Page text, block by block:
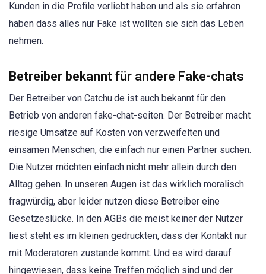
Kunden in die Profile verliebt haben und als sie erfahren
haben dass alles nur Fake ist wollten sie sich das Leben
nehmen.
Betreiber bekannt für andere Fake-chats
Der Betreiber von Catchu.de ist auch bekannt für den
Betrieb von anderen fake-chat-seiten. Der Betreiber macht
riesige Umsätze auf Kosten von verzweifelten und
einsamen Menschen, die einfach nur einen Partner suchen.
Die Nutzer möchten einfach nicht mehr allein durch den
Alltag gehen. In unseren Augen ist das wirklich moralisch
fragwürdig, aber leider nutzen diese Betreiber eine
Gesetzeslücke. In den AGBs die meist keiner der Nutzer
liest steht es im kleinen gedruckten, dass der Kontakt nur
mit Moderatoren zustande kommt. Und es wird darauf
hingewiesen, dass keine Treffen möglich sind und der